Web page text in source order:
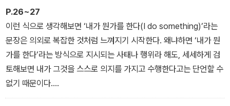
P.26~27
이런 식으로 생각해보면 ‘내가 뭔가를 한다(I do something)’라는
문장은 의외로 복잡한 것처럼 느껴지기 시작한다. 왜냐하면 ‘내가 뭔
가를 한다’라는 방식으로 지시되는 사태나 행위라 해도, 세세하게 검
토해보면 내가 그것을 스스로 의지를 가지고 수행한다고는 단언할 수
없기 때문이다.
…